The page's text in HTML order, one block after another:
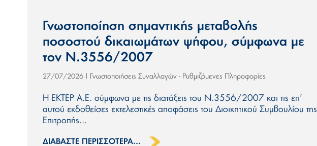
Γνωστοποίηση σημαντικής μεταβολής
ποσοστού δικαιωμάτων ψήφου, σύμφωνα με
τον Ν.3556/2007
27/07/2026| Γνωστοποιήσεις Συναλλαγών - Ρυθμιζόμενες Πληροφορίες
Η ΕΚΤΕΡ Α.Ε. σύμφωνα με τις διατάξεις του Ν.3556/2007 και τις επ’
αυτού εκδοθείσες εκτελεστικές αποφάσεις του Διοικητικού Συμβουλίου της
Επιτροπής...
ΔΙΑΒΆΣΤΕ ΠΕΡΙΣΣΌΤΕΡΑ...